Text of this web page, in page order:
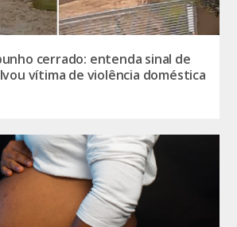
cerrado: entenda sinal de
vítima de violência doméstica